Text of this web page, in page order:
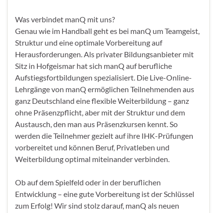
Was verbindet manQ mit uns?
Genau wie im Handball geht es bei manQ um Teamgeist,
Struktur und eine optimale Vorbereitung auf
Herausforderungen. Als privater Bildungsanbieter mit
Sitz in Hofgeismar hat sich manQ auf berufliche
Aufstiegsfortbildungen spezialisiert. Die Live-Online-
Lehrgänge von manQ ermöglichen Teilnehmenden aus
ganz Deutschland eine flexible Weiterbildung – ganz
ohne Präsenzpflicht, aber mit der Struktur und dem
Austausch, den man aus Präsenzkursen kennt. So
werden die Teilnehmer gezielt auf ihre IHK-Prüfungen
vorbereitet und können Beruf, Privatleben und
Weiterbildung optimal miteinander verbinden.
Ob auf dem Spielfeld oder in der beruflichen
Entwicklung – eine gute Vorbereitung ist der Schlüssel
zum Erfolg! Wir sind stolz darauf, manQ als neuen